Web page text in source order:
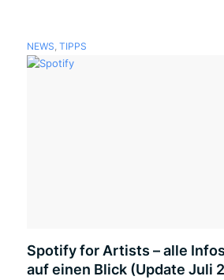
NEWS, TIPPS
Spotify for Artists – alle
auf einen Blick (Update Juli